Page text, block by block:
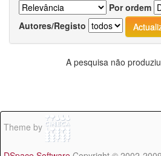
Por ordem
Autores/Registo
A pesquisa não
Theme by